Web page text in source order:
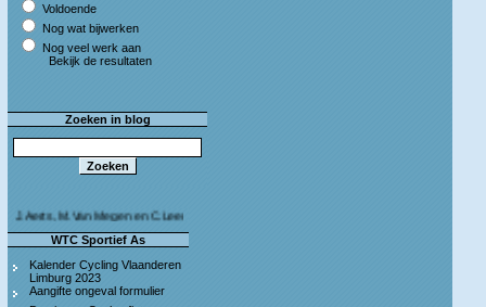
Voldoende
Nog wat bijwerken
Nog veel werk aan
Bekijk de resultaten
Zoeken in blog
Megen en C.Leeman - Van harte proficiat!
WTC Sportief As
Kalender Cycling Vlaanderen
Limburg 2023
Aangifte ongeval formulier